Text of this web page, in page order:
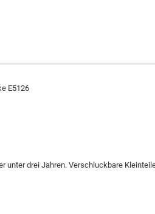
E5126
unter drei Jahren. Verschluckbare